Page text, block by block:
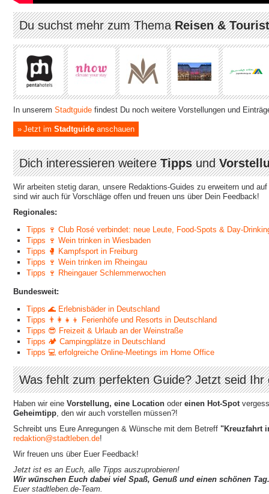
Du suchst mehr zum ThemaReisen &
In unserem Stadtguide findest Du noch weitere Vorstellungen und
Jetzt im Stadtguide anschauen
Dich interessieren weitereTippsund
Wir arbeiten stetig daran, unsere Redaktions-Guides zu erweitern und
sind wir auch für Vorschläge offen und freuen uns über Dein Feedback!
Regionales:
Tipps 🍷 Club Rosé verbindet: neue Leute, Food-Spots & Day-
Tipps 🍷 Wein trinken in Wiesbaden
Tipps 🥊 Kampfsport in Freiburg
Tipps 🍷 Wein trinken im Rheingau
Tipps 🍷 Rheingauer Schlemmerwochen
Bundesweit:
Tipps 🌊 Erlebnisbäder in Deutschland
Tipps 👨‍👩‍👧‍👦 Ferienhöfe und Resorts in Deutschland
Tipps 😎 Freizeit & Urlaub an der Weinstraße
Tipps 🏕 Campingplätze in Deutschland
Tipps 💻 erfolgreiche Online-Meetings im Home Office
Was fehlt zum perfekten Guide? Jetzt seid Ihr
Haben wir eine Vorstellung, eine Location oder einen Hot-Spot
Geheimtipp, den wir auch vorstellen müssen?!
Schreibt uns Eure Anregungen & Wünsche mit dem Betreff "Kreuzfahrt
redaktion@stadtleben.de!
Wir freuen uns über Euer Feedback!
Jetzt ist es an Euch, alle Tipps auszuprobieren!
Wir wünschen Euch dabei viel Spaß, Genuß und einen schönen Tag.
Euer stadtleben.de-Team.